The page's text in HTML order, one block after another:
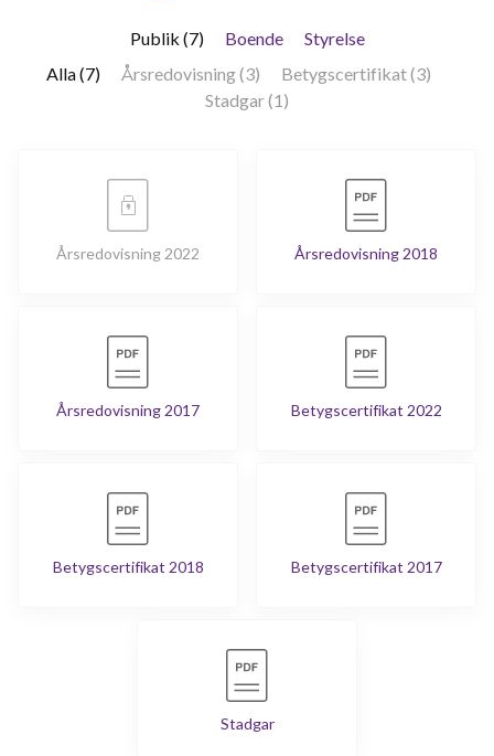
Publik (7) Boende
Styrelse
Alla (7)
Årsredovisning (3)
Betygscertifikat (3)
Stadgar (1)
Årsredovisning 2022 Årsredovisning 2018
Årsredovisning 2017 Betygscertifikat 2022
Betygscertifikat 2018 Betygscertifikat 2017
Stadgar